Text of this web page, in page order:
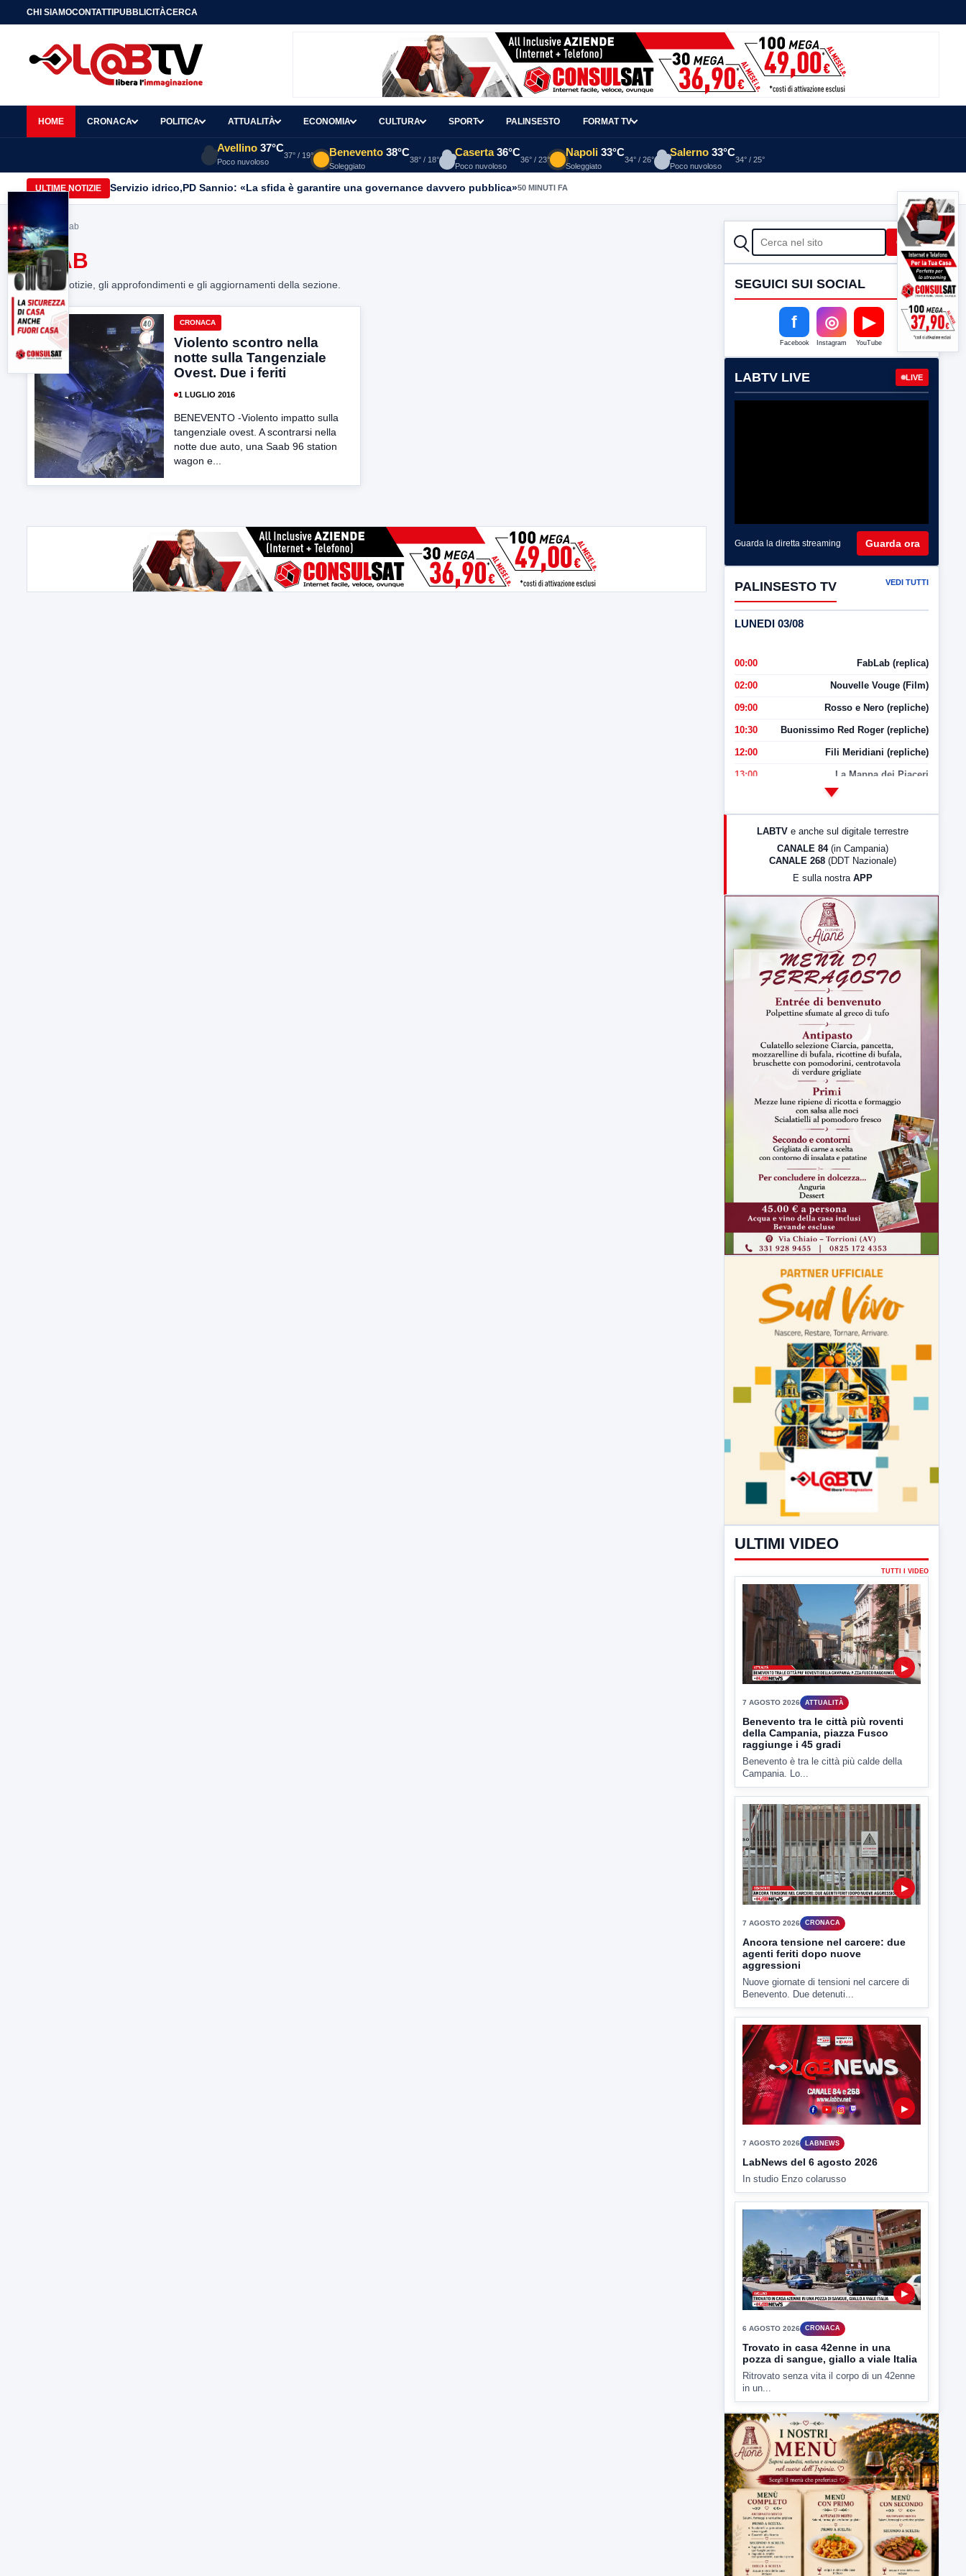
CHI SIAMOCONTATTIPUBBLICITÀCERCA
HOME CRONACA POLITICA ATTUALITÀ ECONOMIA CULTURA SPORT PALINSESTO FORMAT TV
Avellino 37°C
Poco nuvoloso
37° / 19° Benevento 38°C
Soleggiato
38° / 18°
Caserta 36°C
Poco nuvoloso
36° / 23°
Napoli 33°C
Soleggiato
34° / 26°
Salerno 33°C
Poco nuvoloso
34° / 25°
ULTIME NOTIZIE Servizio idrico,PD Sannio: «La sfida è garantire una governance davvero pubblica»50 MINUTI FA
Home> saab
SAAB
Tutte le notizie, gli approfondimenti e gli aggiornamenti della sezione.
CRONACA
Violento scontro nella
notte sulla Tangenziale
Ovest. Due i feriti
1 LUGLIO 2016
BENEVENTO -Violento impatto sulla
tangenziale ovest. A scontrarsi nella
notte due auto, una Saab 96 station
wagon e...
CERCA Cerca
SEGUICI SUI SOCIAL
f
Facebook
◎
Instagram
▶
YouTube
LABTV LIVE LIVE
Guarda la diretta streaming Guarda ora
PALINSESTO TV VEDI TUTTI
LUNEDI 03/08
00:00 FabLab (replica)
02:00 Nouvelle Vouge (Film)
09:00 Rosso e Nero (repliche)
10:30 Buonissimo Red Roger (repliche)
12:00 Fili Meridiani (repliche)
13:00 La Mappa dei Piaceri
LabNews (Diretta)
LabNews (replica)
LABTV e anche sul digitale terrestre
CANALE 84 (in Campania)
CANALE 268 (DDT Nazionale)
E sulla nostra APP
ULTIMI VIDEO
▶
7 AGOSTO 2026
Benevento tra le città più roventi
della Campania, piazza Fusco
raggiunge i 45 gradi
Benevento è tra le città più calde della
Campania. Lo...
▶
7 AGOSTO 2026 CRONACA
Ancora tensione nel carcere: due
agenti feriti dopo nuove
aggressioni
Nuove giornate di tensioni nel carcere di
Benevento. Due detenuti...
▶
7 AGOSTO 2026 LABNEWS
LabNews del 6 agosto 2026
In studio Enzo colarusso
▶
CRONACA
Trovato in casa 42enne in una
pozza di sangue, giallo a viale Italia
Ritrovato senza vita il corpo di un 42enne
in un...